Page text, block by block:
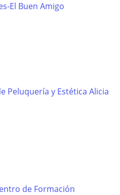
El Buen Amigo
Peluquería y Estética Alicia
de Formación